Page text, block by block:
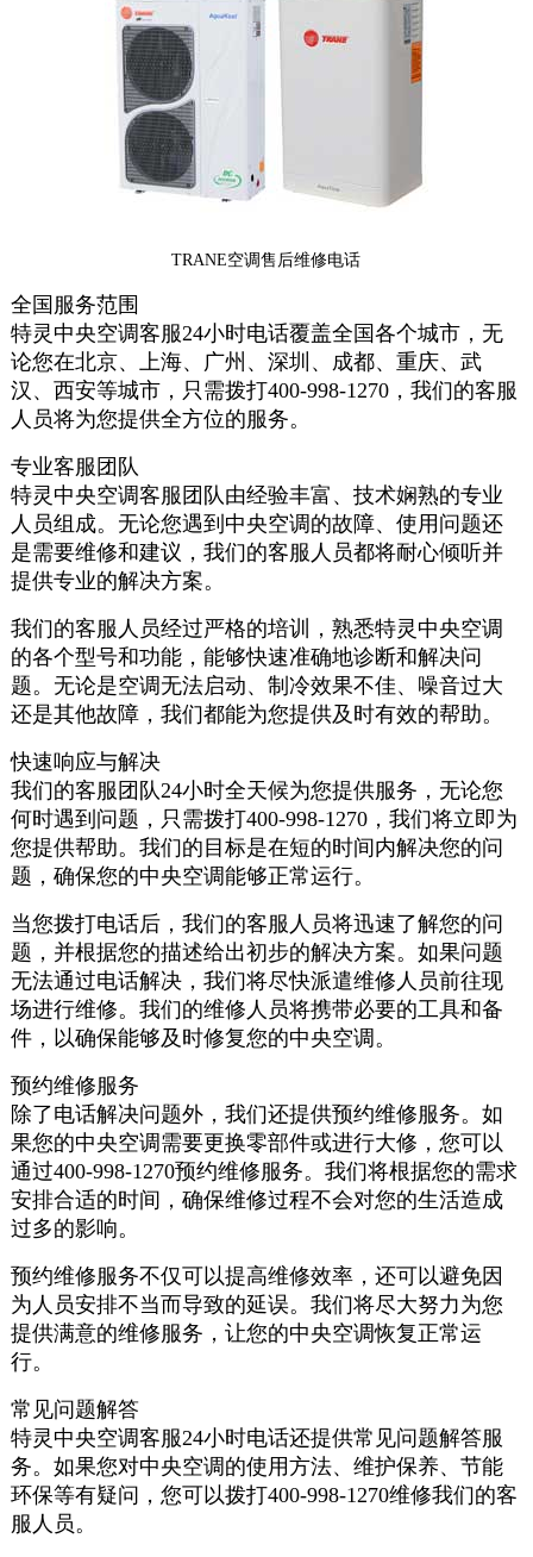
TRANE空调售后维修电话
全国服务范围
特灵中央空调客服24小时电话覆盖全国各个城市，无
论您在北京、上海、广州、深圳、成都、重庆、武
汉、西安等城市，只需拨打400-998-1270，我们的客服
人员将为您提供全方位的服务。
专业客服团队
特灵中央空调客服团队由经验丰富、技术娴熟的专业
人员组成。无论您遇到中央空调的故障、使用问题还
是需要维修和建议，我们的客服人员都将耐心倾听并
提供专业的解决方案。
我们的客服人员经过严格的培训，熟悉特灵中央空调
的各个型号和功能，能够快速准确地诊断和解决问
题。无论是空调无法启动、制冷效果不佳、噪音过大
还是其他故障，我们都能为您提供及时有效的帮助。
快速响应与解决
我们的客服团队24小时全天候为您提供服务，无论您
何时遇到问题，只需拨打400-998-1270，我们将立即为
您提供帮助。我们的目标是在短的时间内解决您的问
题，确保您的中央空调能够正常运行。
当您拨打电话后，我们的客服人员将迅速了解您的问
题，并根据您的描述给出初步的解决方案。如果问题
无法通过电话解决，我们将尽快派遣维修人员前往现
场进行维修。我们的维修人员将携带必要的工具和备
件，以确保能够及时修复您的中央空调。
预约维修服务
除了电话解决问题外，我们还提供预约维修服务。如
果您的中央空调需要更换零部件或进行大修，您可以
通过400-998-1270预约维修服务。我们将根据您的需求
安排合适的时间，确保维修过程不会对您的生活造成
过多的影响。
预约维修服务不仅可以提高维修效率，还可以避免因
为人员安排不当而导致的延误。我们将尽大努力为您
提供满意的维修服务，让您的中央空调恢复正常运
行。
常见问题解答
特灵中央空调客服24小时电话还提供常见问题解答服
务。如果您对中央空调的使用方法、维护保养、节能
环保等有疑问，您可以拨打400-998-1270维修我们的客
服人员。